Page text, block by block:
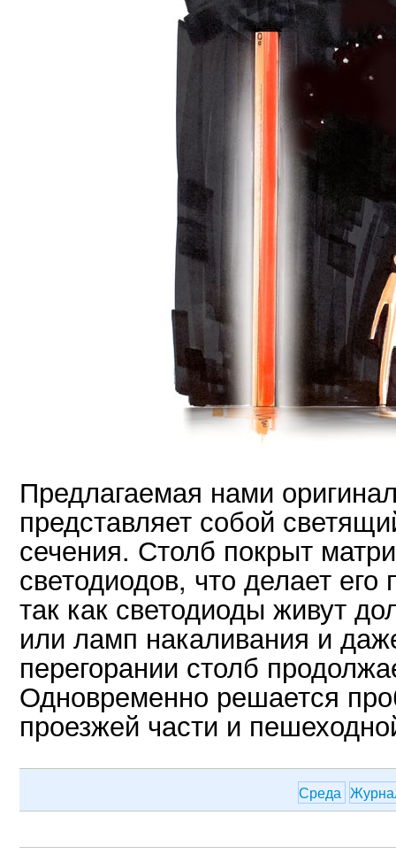
Предлагаемая нами
представляет собой
сечения. Столб покрыт
светодиодов, что делает
так как светодиоды живут
или ламп накаливания и
перегорании столб
Одновременно решается
проезжей части и
Среда